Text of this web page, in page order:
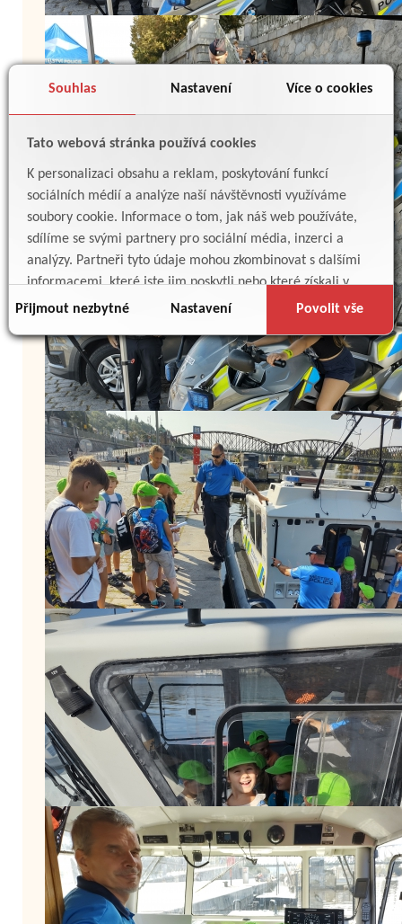
Souhlas Nastavení Více o cookies
Tato webová stránka používá cookies
K personalizaci obsahu a reklam, poskytování funkcí
sociálních médií a analýze naší návštěvnosti využíváme
soubory cookie. Informace o tom, jak náš web používáte,
sdílíme se svými partnery pro sociální média, inzerci a
analýzy. Partneři tyto údaje mohou zkombinovat s dalšími
informacemi, které jste jim poskytli nebo které získali v
důsledku toho, že používáte jejich služby.
Přijmout nezbytné Nastavení Povolit vše